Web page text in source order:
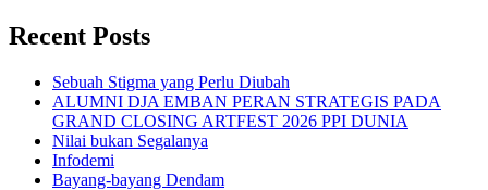
Recent Posts
Sebuah Stigma yang Perlu Diubah
ALUMNI DJA EMBAN PERAN STRATEGIS PADA
GRAND CLOSING ARTFEST 2026 PPI DUNIA
Nilai bukan Segalanya
Infodemi
Bayang-bayang Dendam